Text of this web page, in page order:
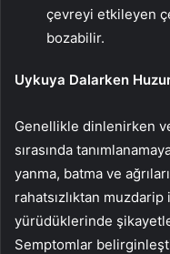
çevreyi etkileyen
bozabilir.
Uykuya Dalarken
Genellikle dinlenirken
sırasında
yanma, batma ve
rahatsızlıktan muzdarip
yürüdüklerinde
Semptomlar